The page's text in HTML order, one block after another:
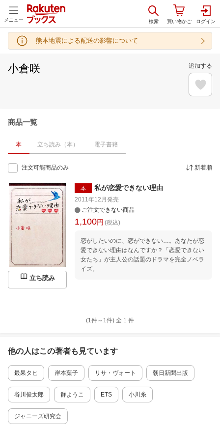
メニュー
熊本地震による配送の影響について
小倉咲 追加する
商品一覧
本 立ち読み（本） 電子書籍
注文可能商品のみ 新着順
立ち読み
本 私が恋愛できない理由
2011年12月 発売
ご注文できない商品
1,100円 (税込)
恋がしたいのに、恋ができない…。あなたが恋
愛できない理由はなんですか？「恋愛できない
女たち」が主人公の話題のドラマを完全ノベラ
イズ。
(1件～ 1件) 全 1 件
他の人はこの著者も見ています
最果タヒ 岸本葉子 リサ・ヴォート 朝日新聞出版
谷川俊太郎 群ようこ ETS 小川糸
ジャニーズ研究会